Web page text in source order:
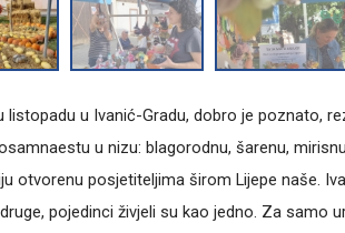
listopadu u Ivanić-Gradu, dobro je poznato,
u nizu: blagorodnu, šarenu,
otvorenu posjetiteljima širom Lijepe naše.
pojedinci živjeli su kao jedno. Za samo